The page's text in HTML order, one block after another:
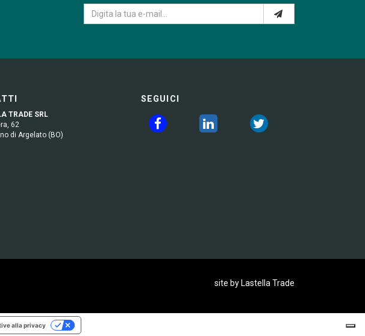
TRADE SRL
62
di Argelato (BO)
SEGUICI
site by Lastella Trade
alla privacy